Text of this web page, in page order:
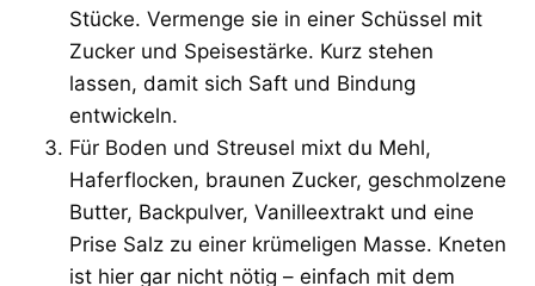
Stücke. Vermenge sie in einer Schüssel mit
Zucker und Speisestärke. Kurz stehen
lassen, damit sich Saft und Bindung
entwickeln.
Für Boden und Streusel mixt du Mehl,
Haferflocken, braunen Zucker, geschmolzene
Butter, Backpulver, Vanilleextrakt und eine
Prise Salz zu einer krümeligen Masse. Kneten
ist hier gar nicht nötig – einfach mit dem